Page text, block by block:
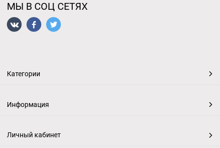
МЫ В СОЦ СЕТЯХ
Категории
Информация
Личный кабинет